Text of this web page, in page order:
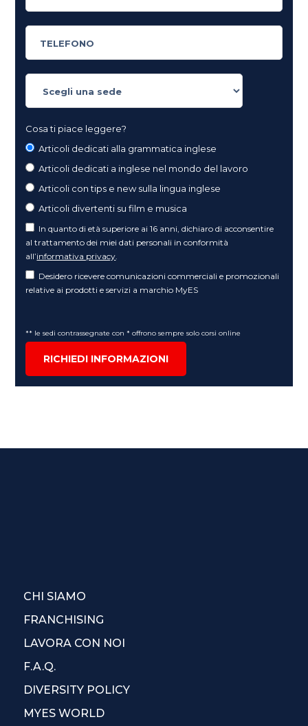
Cosa ti piace leggere?
Articoli dedicati alla grammatica inglese
Articoli dedicati a inglese nel mondo del lavoro
Articoli con tips e new sulla lingua inglese
Articoli divertenti su film e musica
In quanto di età superiore ai 16 anni, dichiaro di acconsentire
al trattamento dei miei dati personali in conformità
all’informativa privacy
Desidero ricevere comunicazioni commerciali e promozionali
relative ai prodotti e servizi a marchio MyES
** le sedi contrassegnate con * offrono sempre solo corsi online
RICHIEDI INFORMAZIONI
CHI SIAMO
FRANCHISING
LAVORA CON NOI
F.A.Q.
DIVERSITY POLICY
MYES WORLD